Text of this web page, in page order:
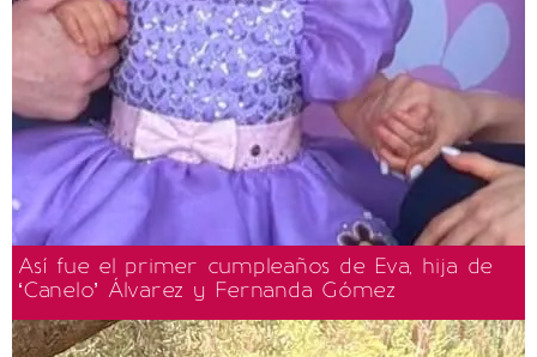
Así fue el primer cumpleaños de Eva, hija de
‘Canelo’ Álvarez y Fernanda Gómez